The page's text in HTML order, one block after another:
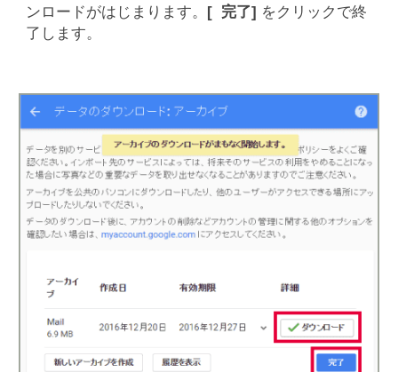
ンロードがはじまります。 [ 完了] をクリックで終
了します。